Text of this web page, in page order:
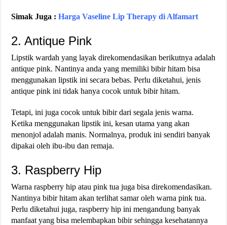
Simak Juga :Harga Vaseline Lip Therapy di Alfamart
2. Antique Pink
Lipstik wardah yang layak direkomendasikan berikutnya adalah
antique pink. Nantinya anda yang memiliki bibir hitam bisa
menggunakan lipstik ini secara bebas. Perlu diketahui, jenis
antique pink ini tidak hanya cocok untuk bibir hitam.
Tetapi, ini juga cocok untuk bibir dari segala jenis warna.
Ketika menggunakan lipstik ini, kesan utama yang akan
menonjol adalah manis. Normalnya, produk ini sendiri banyak
dipakai oleh ibu-ibu dan remaja.
3. Raspberry Hip
Warna raspberry hip atau pink tua juga bisa direkomendasikan.
Nantinya bibir hitam akan terlihat samar oleh warna pink tua.
Perlu diketahui juga, raspberry hip ini mengandung banyak
manfaat yang bisa melembapkan bibir sehingga kesehatannya